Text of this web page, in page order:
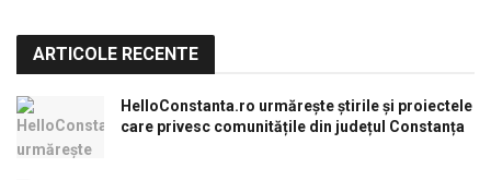
ARTICOLE RECENTE
HelloConstanta.ro urmărește știrile și proiectele
care privesc comunitățile din județul Constanța